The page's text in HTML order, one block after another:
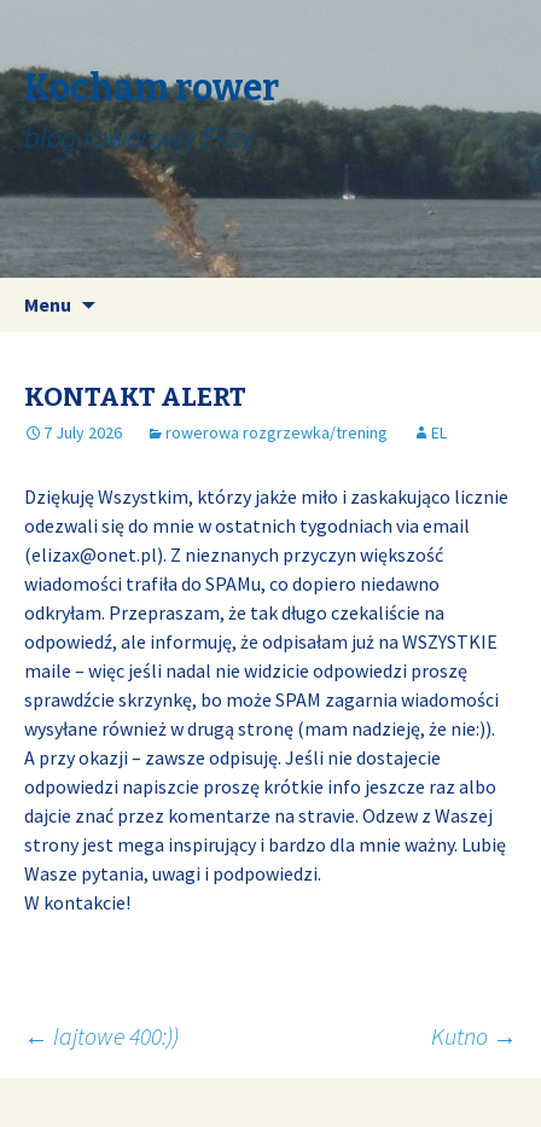
Kocham rower
blog rowerowy Elizy
Menu
KONTAKT ALERT
7 July 2026 rowerowa rozgrzewka/trening EL
Dziękuję Wszystkim, którzy jakże miło i zaskakująco licznie
odezwali się do mnie w ostatnich tygodniach via email
(elizax@onet.pl). Z nieznanych przyczyn większość
wiadomości trafiła do SPAMu, co dopiero niedawno
odkryłam. Przepraszam, że tak długo czekaliście na
odpowiedź, ale informuję, że odpisałam już na WSZYSTKIE
maile – więc jeśli nadal nie widzicie odpowiedzi proszę
sprawdźcie skrzynkę, bo może SPAM zagarnia wiadomości
wysyłane również w drugą stronę (mam nadzieję, że nie:)).
A przy okazji – zawsze odpisuję. Jeśli nie dostajecie
odpowiedzi napiszcie proszę krótkie info jeszcze raz albo
dajcie znać przez komentarze na stravie. Odzew z Waszej
strony jest mega inspirujący i bardzo dla mnie ważny. Lubię
Wasze pytania, uwagi i podpowiedzi.
W kontakcie!
Post
← lajtowe 400:)) Kutno →